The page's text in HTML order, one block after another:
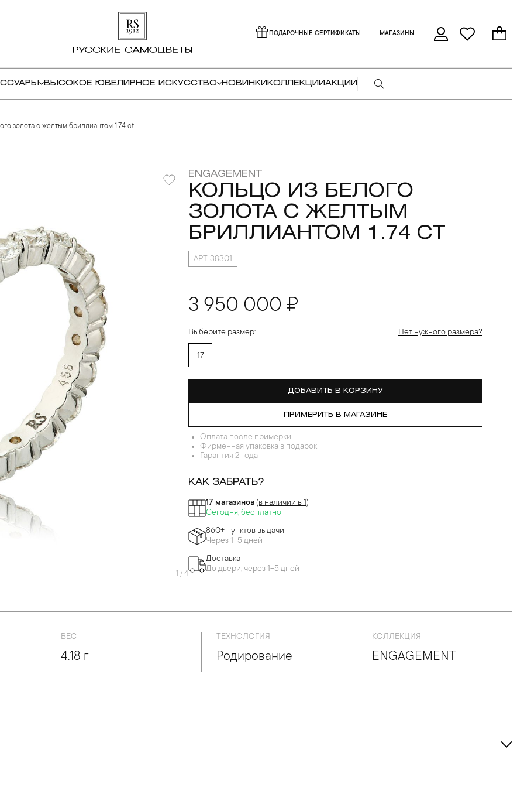
ПОДАРОЧНЫЕ СЕРТИФИКАТЫ МАГАЗИНЫ
ВЫСОКОЕ ЮВЕЛИРНОЕ ИСКУССТВО НОВИНКИ КОЛЛЕКЦИИАКЦИИ
золота с желтым бриллиантом 1.74 ct
1 / 4
ENGAGEMENT
КОЛЬЦО ИЗ БЕЛОГО
ЗОЛОТА С ЖЕЛТЫМ
БРИЛЛИАНТОМ 1.74 CT
АРТ. 38301
3 950 000 ₽
Выберите размер: Нет нужного размера?
17
ДОБАВИТЬ В КОРЗИНУ
ПРИМЕРИТЬ В МАГАЗИНЕ
Оплата после примерки
Фирменная упаковка в подарок
Гарантия 2 года
КАК ЗАБРАТЬ?
17 магазинов (в наличии в 1)
Сегодня, бесплатно
860+ пунктов выдачи
Через 1-5 дней
Доставка
До двери, через 1-5 дней
ВЕС
4.18 г
ТЕХНОЛОГИЯ
Родирование
КОЛЛЕКЦИЯ
ENGAGEMENT